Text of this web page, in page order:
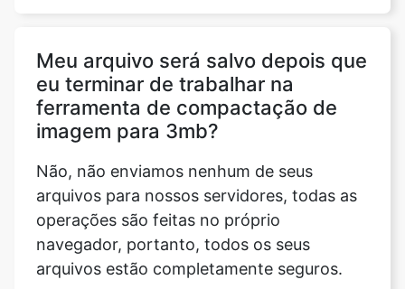
imagem para 3mb?
Não, não enviamos nenhum de seus
arquivos para nossos servidores, todas as
navegador, portanto, todos os seus
arquivos estão completamente seguros.